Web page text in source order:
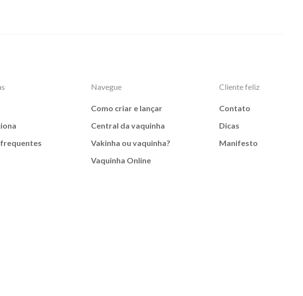
Navegue
Como criar e lançar
Central da vaquinha
Vakinha ou vaquinha?
Vaquinha Online
Cliente feliz
Contato
Dicas
Manifesto